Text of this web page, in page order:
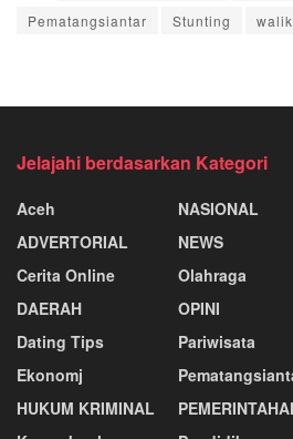
Pematangsiantar
Stunting
Jelajahi berdasarkan Kategori
Aceh
ADVERTORIAL
Cerita Online
DAERAH
Dating Tips
Ekonomj
HUKUM KRIMINAL
NASIONAL
NEWS
Olahraga
OPINI
Pariwisata